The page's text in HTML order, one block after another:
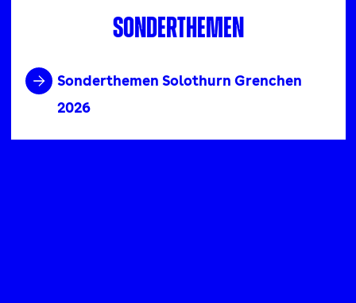
Sonderthemen
Sonderthemen Solothurn Grenchen
2026